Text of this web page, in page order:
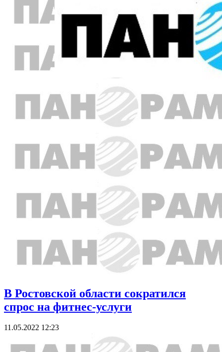
В Ростовской области сократился
спрос на фитнес-услуги
11.05.2022 12:23